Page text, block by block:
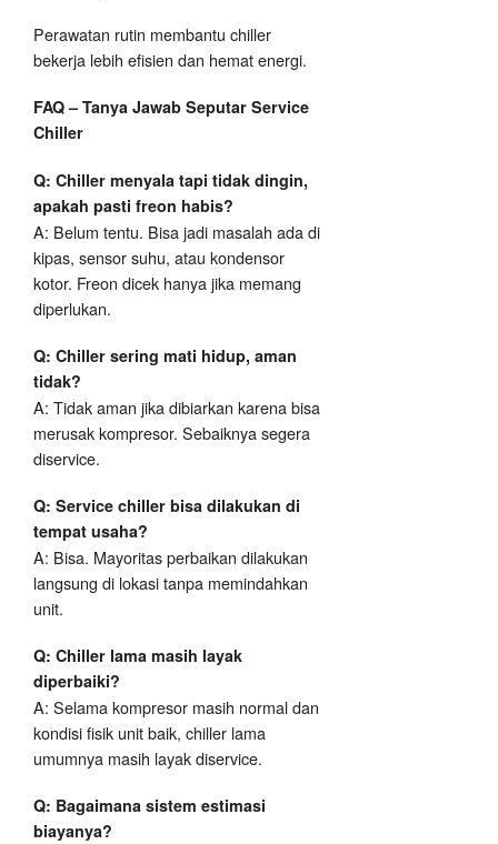
Perawatan rutin membantu chiller
bekerja lebih efisien dan hemat energi.
FAQ – Tanya Jawab Seputar Service
Chiller
Q: Chiller menyala tapi tidak dingin,
apakah pasti freon habis?
A: Belum tentu. Bisa jadi masalah ada di
kipas, sensor suhu, atau kondensor
kotor. Freon dicek hanya jika memang
diperlukan.
Q: Chiller sering mati hidup, aman
tidak?
A: Tidak aman jika dibiarkan karena bisa
merusak kompresor. Sebaiknya segera
diservice.
Q: Service chiller bisa dilakukan di
tempat usaha?
A: Bisa. Mayoritas perbaikan dilakukan
langsung di lokasi tanpa memindahkan
unit.
Q: Chiller lama masih layak
diperbaiki?
A: Selama kompresor masih normal dan
kondisi fisik unit baik, chiller lama
umumnya masih layak diservice.
Q: Bagaimana sistem estimasi
biayanya?